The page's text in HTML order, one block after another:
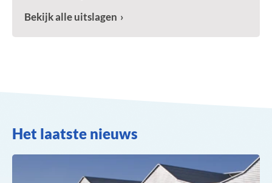
Bekijk alle uitslagen
Het laatste nieuws